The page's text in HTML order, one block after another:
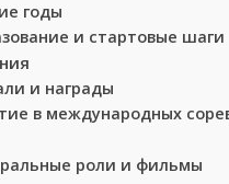
годы
и стартовые шаги
и награды
в международных
роли и фильмы